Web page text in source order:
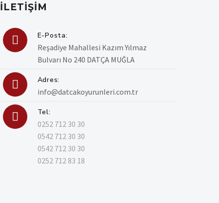
İLETIŞIM
 E-Posta:
Reşadiye Mahallesi Kazım Yılmaz
Bulvarı No 240 DATÇA MUĞLA
 Adres:
info@datcakoyurunleri.com.tr
 Tel:
0252 712 30 30
0542 712 30 30
0542 712 30 30
0252 712 83 18